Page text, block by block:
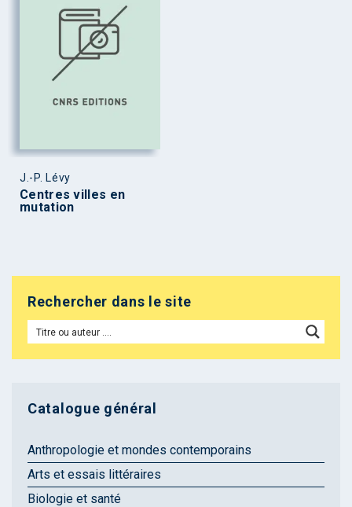
J.-P. Lévy
Centres villes en
mutation
Rechercher dans le site
Catalogue général
Anthropologie et mondes contemporains
Arts et essais littéraires
Biologie et santé